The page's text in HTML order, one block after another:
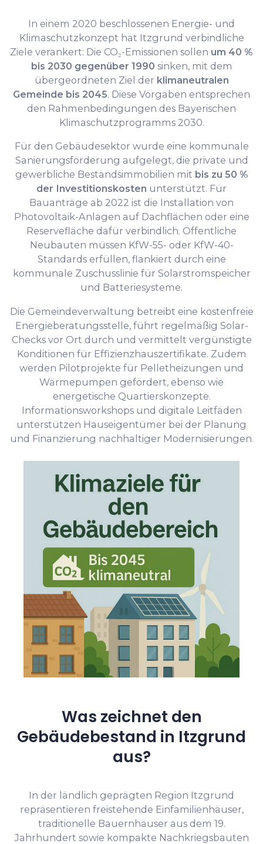
In einem 2020 beschlossenen Energie- und
Klimaschutzkonzept hat Itzgrund verbindliche
Ziele verankert: Die CO₂-Emissionen sollen um 40 %
bis 2030 gegenüber 1990 sinken, mit dem
übergeordneten Ziel der klimaneutralen
Gemeinde bis 2045. Diese Vorgaben entsprechen
den Rahmenbedingungen des Bayerischen
Klimaschutzprogramms 2030.
Für den Gebäudesektor wurde eine kommunale
Sanierungsförderung aufgelegt, die private und
gewerbliche Bestandsimmobilien mit bis zu 50 %
der Investitionskosten unterstützt. Für
Bauanträge ab 2022 ist die Installation von
Photovoltaik-Anlagen auf Dachflächen oder eine
Reservefläche dafür verbindlich. Öffentliche
Neubauten müssen KfW-55- oder KfW-40-
Standards erfüllen, flankiert durch eine
kommunale Zuschusslinie für Solarstromspeicher
und Batteriesysteme.
Die Gemeindeverwaltung betreibt eine kostenfreie
Energieberatungsstelle, führt regelmäßig Solar-
Checks vor Ort durch und vermittelt vergünstigte
Konditionen für Effizienzhauszertifikate. Zudem
werden Pilotprojekte für Pelletheizungen und
Wärmepumpen gefördert, ebenso wie
energetische Quartierskonzepte.
Informationsworkshops und digitale Leitfäden
unterstützen Hauseigentümer bei der Planung
und Finanzierung nachhaltiger Modernisierungen.
Was zeichnet den
Gebäudebestand in Itzgrund
aus?
In der ländlich geprägten Region Itzgrund
repräsentieren freistehende Einfamilienhäuser,
traditionelle Bauernhäuser aus dem 19.
Jahrhundert sowie kompakte Nachkriegsbauten